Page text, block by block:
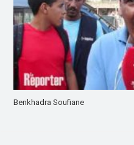
Benkhadra Soufiane